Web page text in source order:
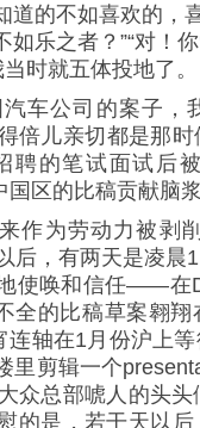
的不如喜欢的，
如乐之者？”“对！
时就五体投地了。
车公司的案子，
倍儿亲切都是那
聘的笔试面试后
国区的比稿贡献脑
作为劳动力被剥
后，有两天是凌晨
使唤和信任——在
全的比稿草案翱
连轴在1月份沪上
里剪辑一个
众总部唬人的头
的是，若干天以